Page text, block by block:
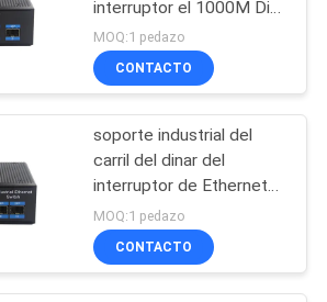
interruptor el 1000M Din
Rail Ethernet de la
protección contra la luz
MOQ:1 pedazo
CONTACTO
soporte industrial del
carril del dinar del
interruptor de Ethernet
del interruptor industrial
Unmanaged 8port
MOQ:1 pedazo
CONTACTO